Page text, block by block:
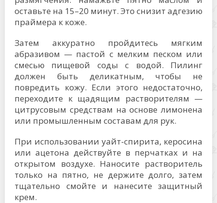
оставьте на 15–20 минут. Это снизит адгезию
праймера к коже.
Затем аккуратно пройдитесь мягким
абразивом — пастой с мелким песком или
смесью пищевой соды с водой. Пилинг
должен быть деликатным, чтобы не
повредить кожу. Если этого недостаточно,
переходите к щадящим растворителям —
цитрусовым средствам на основе лимонена
или промышленным составам для рук.
При использовании уайт-спирита, керосина
или ацетона действуйте в перчатках и на
открытом воздухе. Наносите растворитель
только на пятно, не держите долго, затем
тщательно смойте и нанесите защитный
крем.